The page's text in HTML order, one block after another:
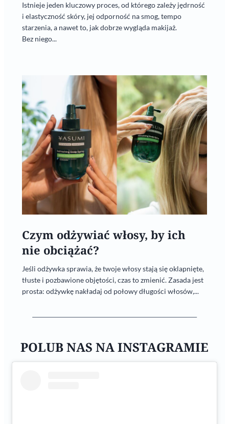
Istnieje jeden kluczowy proces, od którego zależy jędrność
i elastyczność skóry, jej odporność na smog, tempo
starzenia, a nawet to, jak dobrze wygląda makijaż.
Bez niego...
Czym odżywiać włosy, by ich
nie obciążać?
Jeśli odżywka sprawia, że twoje włosy stają się oklapnięte,
tłuste i pozbawione objętości, czas to zmienić. Zasada jest
prosta: odżywkę nakładaj od połowy długości włosów,...
POLUB NAS NA INSTAGRAMIE